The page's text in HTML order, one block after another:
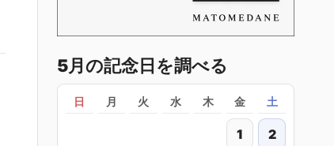
5月の記念日を調べる
日 月 火 水 木 金 土
1 2